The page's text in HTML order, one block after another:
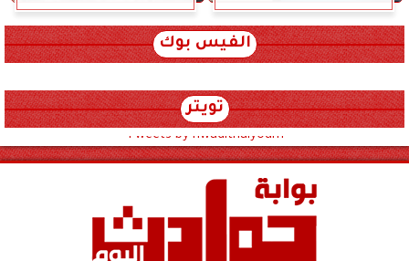
الفيس بوك
تويتر
Tweets by hwadithalyoum